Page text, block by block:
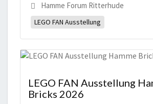
Hamme Forum Ritterhude
LEGO FAN Ausstellung
LEGO FAN Ausstellung
Bricks 2026